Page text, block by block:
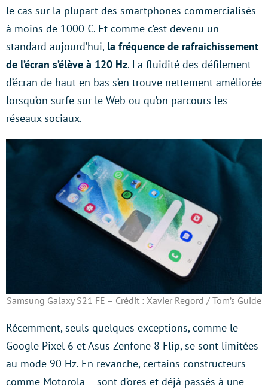
le cas sur la plupart des smartphones commercialisés
à moins de 1000 €. Et comme c’est devenu un
standard aujourd’hui, la fréquence de rafraichissement
de l’écran s’élève à 120 Hz. La fluidité des défilement
d’écran de haut en bas s’en trouve nettement améliorée
lorsqu’on surfe sur le Web ou qu’on parcours les
réseaux sociaux.
Samsung Galaxy S21 FE – Crédit : Xavier Regord / Tom’s Guide
Récemment, seuls quelques exceptions, comme le
Google Pixel 6 et Asus Zenfone 8 Flip, se sont limitées
au mode 90 Hz. En revanche, certains constructeurs –
comme Motorola – sont d’ores et déjà passés à une